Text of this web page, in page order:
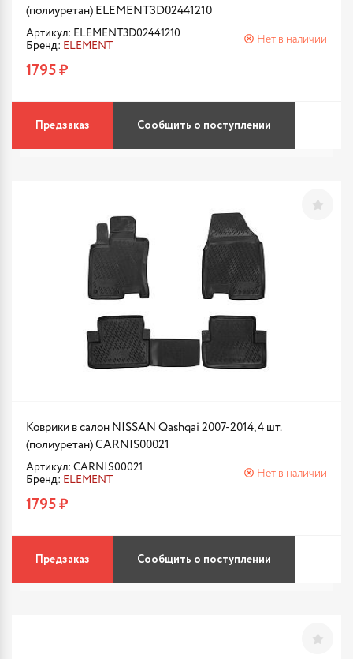
(полиуретан) ELEMENT3D02441210
Артикул: ELEMENT3D02441210
Бренд: ELEMENT
Нет в наличии
1795 ₽
Предзаказ Сообщить о поступлении
Коврики в салон NISSAN Qashqai 2007-2014, 4 шт.
(полиуретан) CARNIS00021
Артикул: CARNIS00021
Бренд: ELEMENT
Нет в наличии
1795 ₽
Предзаказ Сообщить о поступлении